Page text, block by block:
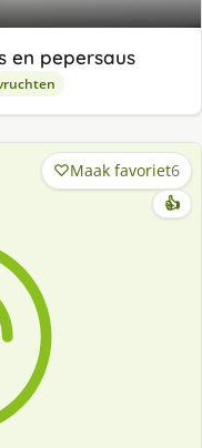
en pepersaus
Maak favoriet6
👍